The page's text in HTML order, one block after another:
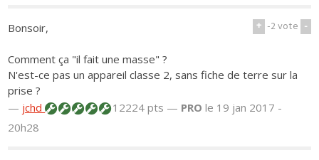
+ -2vote -
Bonsoir,
Comment ça "il fait une masse" ?
N'est-ce pas un appareil classe 2, sans fiche de terre sur la
prise ?
— jchd 12224 pts — PRO le 19 jan 2017 -
20h28